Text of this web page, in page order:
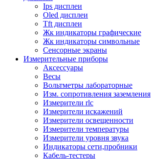
Ips дисплеи
Oled дисплеи
Tft дисплеи
Жк индикаторы графические
Жк индикаторы символьные
Сенсорные экраны
Измерительные приборы
Аксессуары
Весы
Вольтметры лабораторные
Изм. сопротивления заземления
Измерители rlc
Измерители искажений
Измерители освещенности
Измерители температуры
Измерители уровня звука
Индикаторы сети,пробники
Кабель-тестеры